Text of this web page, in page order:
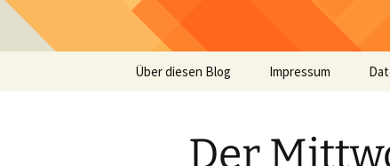
Über diesen Blog Impressum
Der